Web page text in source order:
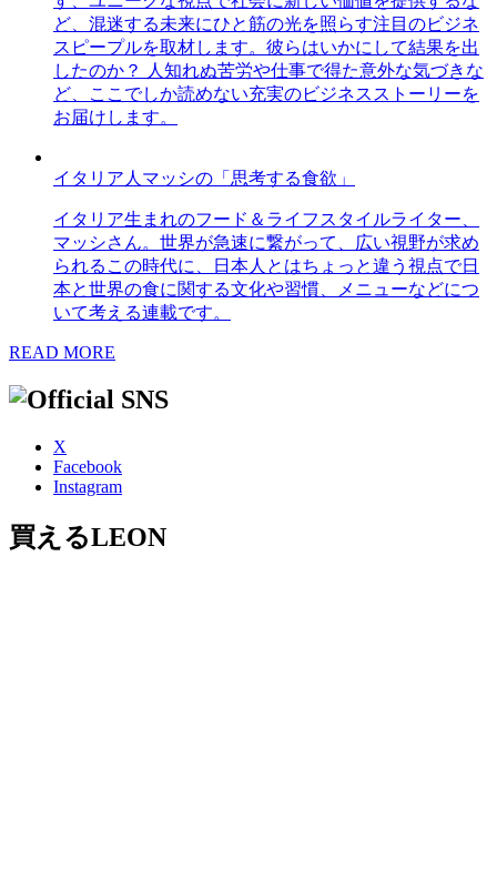
ど、混迷する未来にひと筋の光を照らす注目のビジネ
スピープルを取材します。彼らはいかにして結果を出
したのか？ 人知れぬ苦労や仕事で得た意外な気づきな
ど、ここでしか読めない充実のビジネスストーリーを
お届けします。
イタリア人マッシの「思考する食欲」
イタリア生まれのフード＆ライフスタイルライター、
マッシさん。世界が急速に繋がって、広い視野が求め
られるこの時代に、日本人とはちょっと違う視点で日
本と世界の食に関する文化や習慣、メニューなどにつ
いて考える連載です。
READ MORE
X
Facebook
Instagram
買えるLEON